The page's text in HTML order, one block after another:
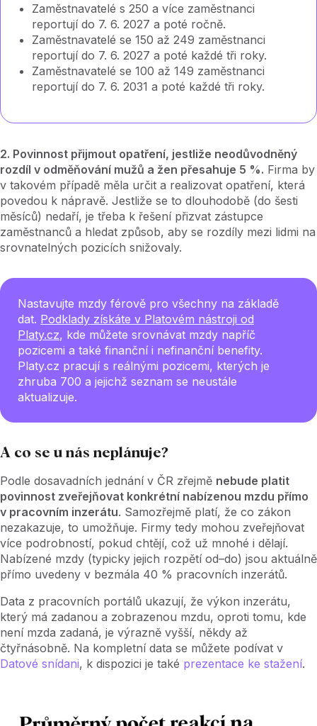
Zaměstnavatelé s 250 a více zaměstnanci
reportují do 7. 6. 2027 a poté ročně.
Zaměstnavatelé se 150 až 249 zaměstnanci
reportují do 7. 6. 2027 a poté každé tři roky.
Zaměstnavatelé se 100 až 149 zaměstnanci
reportují do 7. 6. 2031 a poté každé tři roky.
2. Povinnost přijmout opatření, jestliže neodůvodněný
rozdíl v odměňování mužů a žen přesahuje 5 %. Firma by
v takovém případě měla určit a realizovat opatření, která
povedou k nápravě. Jestliže se to dlouhodobě (do šesti
měsíců) nedaří, je třeba k řešení přizvat zástupce
zaměstnanců a hledat způsob, aby se rozdíly mezi lidmi na
srovnatelných pozicích snižovaly.
Nastavujte mzdy férově pro všechny na základě
dat. Podklady získáte v Platovém nástroji od
Platy.cz, kde můžete srovnávat mzdy napříč
pozicemi a také finanční i nefinanční benefity.
Platy.cz pracují s reálnými pozicemi, kterých je
zhruba 700 a jejichž seznam se neustále
aktualizuje.
A co se u nás neplánuje?
Podle dosavadních jednání v ČR zřejmě nebude platit
povinnost zveřejňovat konkrétní nabízenou mzdu přímo
v pracovním inzerátu. Samozřejmě platí, že co zákon
nezakazuje, to umožňuje. Firmy tedy mohou zveřejňovat
více podrobností, pokud chtějí, což už mnohé i dělají.
Nabízené mzdy (typicky jejich rozpětí od–do) jsou aktuálně
přímo uvedeny v bezmála 40 % pracovních inzerátů.
Data z pracovních portálů ukazují, že výkon inzerátu,
který má zadanou a zobrazenou mzdu, oproti tomu, kde
není mzda zadaná, je výrazně vyšší, někdy až
čtyřnásobně. Na kompletní data se můžete podívat v
Datové snídani, k dispozici je také prezentace ke stažení.